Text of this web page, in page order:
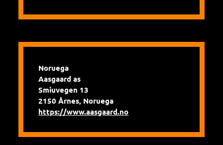
Noruega
Aasgaard as
Smiuvegen 13
2150 Årnes, Noruega
https://www.aasgaard.no